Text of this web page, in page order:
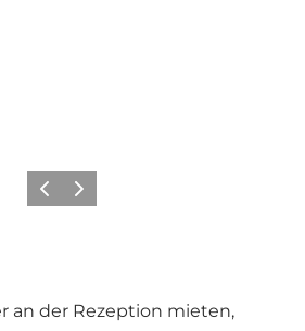
Vorherige Folie
Nächste Folie
an der Rezeption mieten,